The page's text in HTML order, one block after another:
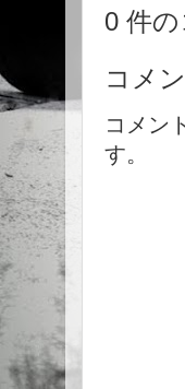
0 件
コメ
コメン
す。